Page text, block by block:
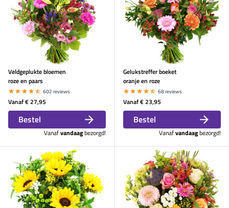
Veldgeplukte bloemen
roze en paars
602 reviews
Vanaf€ 27,95
Bestel
Vanafvandaagbezorgd!
Gelukstreffer boeket
oranje en roze
68 reviews
Vanaf€ 23,95
Bestel
Vanafvandaagbezorgd!